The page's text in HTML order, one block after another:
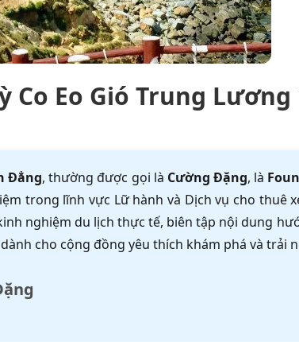
Co Eo Gió Trung Lương
Đẳng, thường được gọi là Cường Đặng, là
trong lĩnh vực Lữ hành và Dịch vụ cho thuê
nghiệm du lịch thực tế, biên tập nội dung
cho cộng đồng yêu thích khám phá và trải